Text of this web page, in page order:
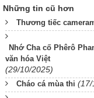
Những tin cũ hơn
Thương tiếc
Nhớ Cha cố Phêrô
văn hóa Việt
(29/10/2025)
Cháo cá mùa thi (17/